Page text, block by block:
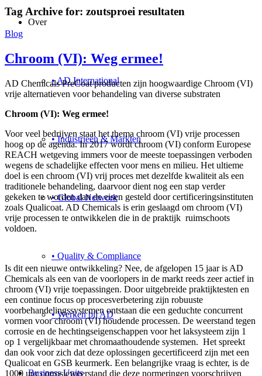
Over
• AD International
• Industrieën & Markten
• Global Network
• Quality & Compliance
• Werken bij AD
Business Units
Tag Archive for: zoutsproei resultaten
Blog
Chroom (VI): Weg ermee!
AD Chemicals PreCoat producten zijn hoogwaardige Chroom (VI)
vrije alternatieven voor behandeling van diverse substraten
Chroom (VI): Weg ermee!
Voor veel bedrijven staat het thema chroom (VI) vrije processen
hoog op de agenda. In 2017 wordt chroom (VI) conform Europese
REACH wetgeving immers voor de meeste toepassingen verboden
wegens de schadelijke effecten voor mens en milieu. Het ultieme
doel is een chroom (VI) vrij proces met dezelfde kwaliteit als een
traditionele behandeling, daarvoor dient nog een stap verder
gekeken te worden dan de eisen gesteld door certificeringsinstituten
zoals Qualicoat. AD Chemicals is erin geslaagd om chroom (VI)
vrije processen te ontwikkelen die in de praktijk ruimschoots
voldoen.
Is dit een nieuwe ontwikkeling? Nee, de afgelopen 15 jaar is AD
Chemicals als een van de voorlopers in de markt reeds zeer actief in
chroom (VI) vrije toepassingen. Door uitgebreide praktijktesten en
een continue focus op procesverbetering zijn robuuste
voorbehandelingssystemen ontstaan die een geduchte concurrent
vormen voor chroom (VI) houdende processen. De weerstand tegen
corrosie en de hechtingseigenschappen voor het laksysteem zijn 1
op 1 vergelijkbaar met chromaathoudende systemen. Het spreekt
dan ook voor zich dat deze oplossingen gecertificeerd zijn met een
Qualicoat en GSB keurmerk. Een belangrijke vraag is echter, is de
1000 uur corrosieweerstand die deze normeringen voorschrijven